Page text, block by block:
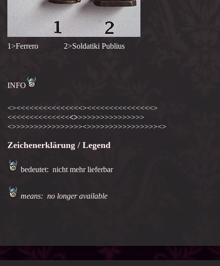
1>Ferrero 2>Soldatiki Publius
INFO
<><<<<<<<<<<<<<<<><<<<<<<<<<<<<<<>
<<<<<<<<<<<<<<<>>>>>>>>>>>>>>>>
<>>>>>>>>>>>>>>>><>>>>>>>>>>>>>>>><>
Zeichenerklärung / Legend
bedeutet: nicht mehr lieferbar
means: no longer available